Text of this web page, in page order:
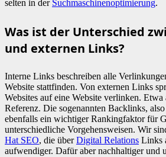
selten in der Suchmaschinenoptimierung.
Was ist der Unterschied
und externen Links?
Interne Links beschreiben alle
Website stattfinden. Von externen Links
Websites auf eine Website verlinken.
Referenz. Die sogenannten Backlinks,
ebenfalls ein wichtiger Rankingfaktor für
unterschiedliche Vorgehensweisen. Wir
Hat SEO, die überDigital Relations Links
aufwendiger. Dafür aber nachhaltiger und